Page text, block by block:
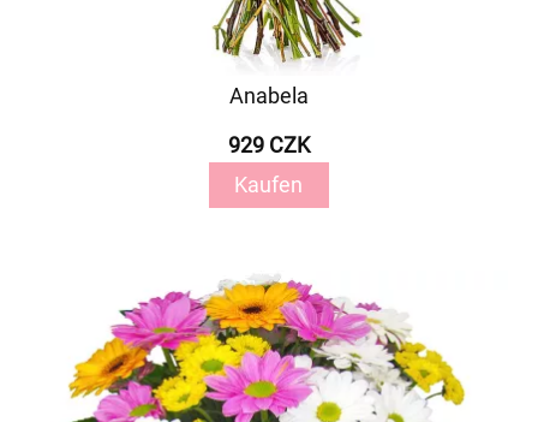
Anabela
929 CZK
Kaufen